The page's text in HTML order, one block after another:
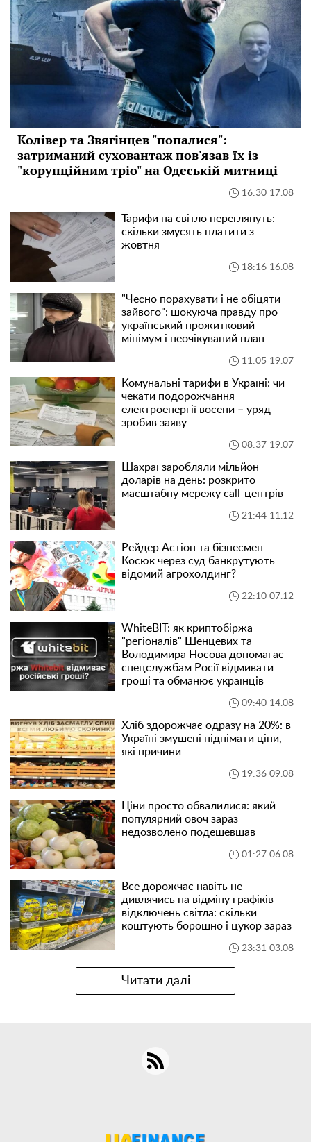
Колівер та Звягінцев "попалися":
затриманий суховантаж пов'язав їх із
"корупційним тріо" на Одеській митниці
16:30 17.08
Тарифи на світло переглянуть:
скільки змусять платити з
жовтня
18:16 16.08
"Чесно порахувати і не обіцяти
зайвого": шокуюча правду про
український прожитковий
мінімум і неочікуваний план
11:05 19.07
Комунальні тарифи в Україні: чи
чекати подорожчання
електроенергії восени – уряд
зробив заяву
08:37 19.07
Шахраї заробляли мільйон
доларів на день: розкрито
масштабну мережу call-центрів
21:44 11.12
Рейдер Астіон та бізнесмен
Косюк через суд банкрутують
відомий агрохолдинг?
22:10 07.12
WhiteBIT: як криптобіржа
"регіоналів" Шенцевих та
Володимира Носова допомагає
спецслужбам Росії відмивати
гроші та обманює українців
09:40 14.08
Хліб здорожчає одразу на 20%: в
Україні змушені піднімати ціни,
які причини
19:36 09.08
Ціни просто обвалилися: який
популярний овоч зараз
недозволено подешевшав
01:27 06.08
Все дорожчає навіть не
дивлячись на відміну графіків
відключень світла: скільки
коштують борошно і цукор зараз
23:31 03.08
Читати далі